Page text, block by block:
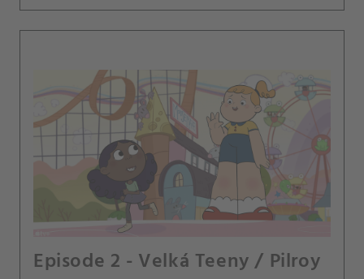
Episode 2 - Velká Teeny / Pilroy